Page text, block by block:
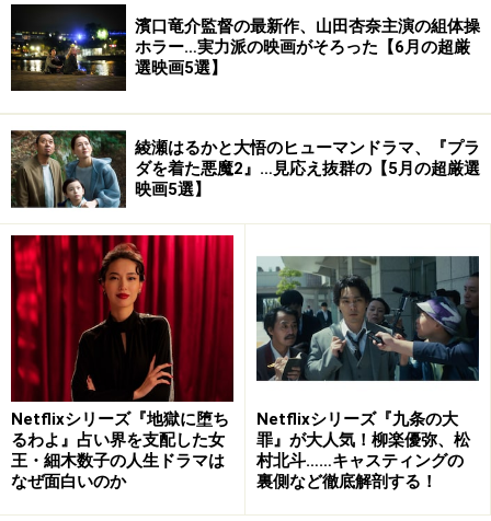
上海」や「港は雨の晩」、ジャズのスタンダードナンバ
ー「私の青空」「りんごの木の下で」等、20曲以上のナ
ンバーが物語を彩るのですが、これが本当に何とも言え
す。
■あらすじ
夫であるクラリネット奏者・波多野に「パリに行こう」
と騙され連れてこられた上海で、バクマツやリリーとい
った個性的な面々と出会い、ひょんな事からジャズクラ
ブで歌う事になったまどか。すったもんだがありながら
も、楽しく暮らしていた日々が戦争によって壊され、そ
の戦争がやっと終わった時、愛する人たちは変わり果て
た姿になってしまっていた……。
上海と言う魔都、甘いジャズ……私達の青春は一体なんだ
濱口竜介監督の最新作、山田杏奈主演の組体操
ホラー…実力派の映画がそろった【6月の超厳
選映画5選】
綾瀬はるかと大悟のヒューマンドラマ、『プラ
ダを着た悪魔2』…見応え抜群の【5月の超厳選
映画5選】
Netflixシリーズ『地獄に堕ち
るわよ』占い界を支配した女
王・細木数子の人生ドラマは
なぜ面白いのか
Netflixシリーズ『九条の大
罪』が大人気！柳楽優弥、松
村北斗……キャスティングの
裏側など徹底解剖する！